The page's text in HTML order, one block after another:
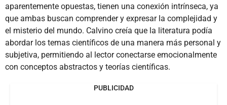
aparentemente opuestas, tienen una conexión intrínseca, ya
que ambas buscan comprender y expresar la complejidad y
el misterio del mundo. Calvino creía que la literatura podía
abordar los temas científicos de una manera más personal y
subjetiva, permitiendo al lector conectarse emocionalmente
con conceptos abstractos y teorías científicas.
PUBLICIDAD